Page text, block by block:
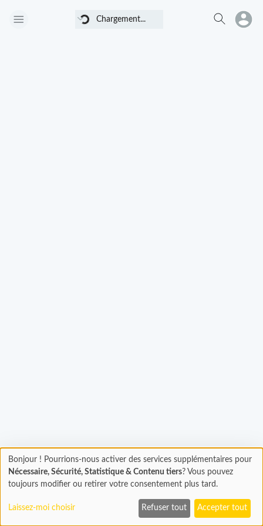
Chargement... Chargement...
Chargement
En cours...
Bonjour ! Pourrions-nous activer des services supplémentaires pour
Nécessaire, Sécurité, Statistique & Contenu tiers? Vous pouvez
toujours modifier ou retirer votre consentement plus tard.
Laissez-moi choisir Refuser tout Accepter tout